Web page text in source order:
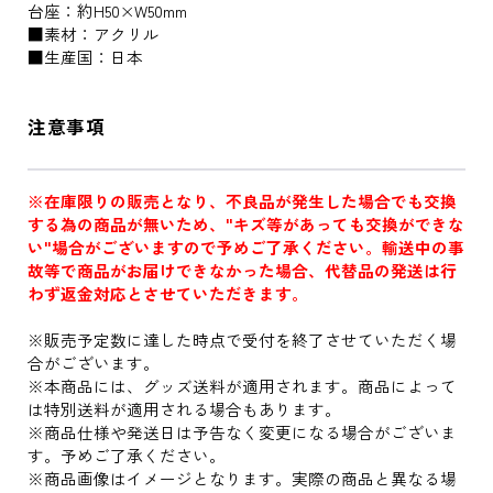
台座：約H50×W50mm
■素材：アクリル
■生産国：日本
注意事項
※在庫限りの販売となり、不良品が発生した場合でも交換
する為の商品が無いため、"キズ等があっても交換ができな
い"場合がございますので予めご了承ください。輸送中の事
故等で商品がお届けできなかった場合、代替品の発送は行
わず返金対応とさせていただきます。
※販売予定数に達した時点で受付を終了させていただく場
合がございます。
※本商品には、グッズ送料が適用されます。商品によって
は特別送料が適用される場合もあります。
※商品仕様や発送日は予告なく変更になる場合がございま
す。予めご了承ください。
※商品画像はイメージとなります。実際の商品と異なる場